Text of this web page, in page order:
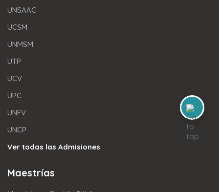
UNSAAC
UCSM
UNMSM
UTP
UCV
UPC
UNFV
UNCP
Ver todas las Admisiones
Maestrías